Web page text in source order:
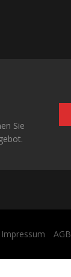
Sie
Impressum AGB